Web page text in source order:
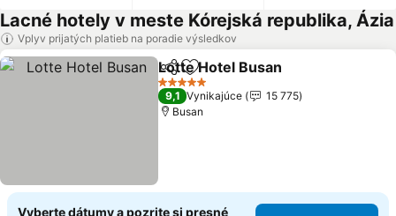
Lacné hotely v meste Kórejská republika, Ázia
Vplyv prijatých platieb na poradie výsledkov
ZdieľaťPridať do obľúbených
Lotte Hotel Busan
5 Počet hviezdičiek
9,1 Vynikajúce
15 775
Busan
Vyberte dátumy a pozrite si presné